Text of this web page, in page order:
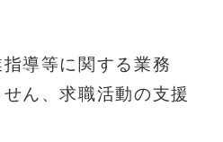
導等に関する業務
ん、求職活動の支援